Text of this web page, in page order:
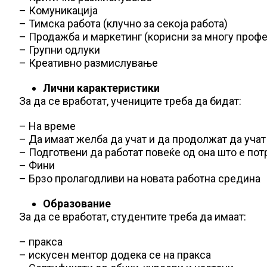
– Комуникација
– Тимска работа (клучно за секоја работа)
– Продажба и маркетинг (корисни за многу
– Групни одлуки
– Креативно размислување
Лични карактеристики
За да се вработат, учениците треба да бидат:
– На време
– Да имаат желба да учат и да продолжат да учат
– Подготвени да работат повеќе од она што е
– Фини
– Брзо пролагодливи на новата работна средина
Образование
За да се вработат, студентите треба да имаат:
– пракса
– искусен ментор додека се на пракса